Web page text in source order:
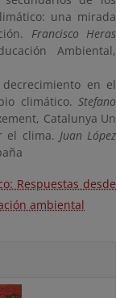
una mirada
Francisco Heras
Ambiental,
en el
climático. Stefano
Catalunya Un
el clima. Juan López
Respuestas desde
ambiental